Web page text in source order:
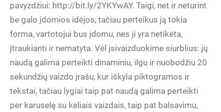
pavyzdžiui: http://bit.ly/2YKYwAY. Taigi, net ir neturint
be galo įdomios idėjos, tačiau perteikus ją tokia
forma, vartotojui bus įdomu, nes ji yra netikėta,
įtraukianti ir nematyta. Vėl įsivaizduokime siurblius: jų
naudą galima perteikti dinaminiu, ilgu ir nuobodžiu 20
sekundžių vaizdo įrašu, kur iškyla piktogramos ir
tekstai, tačiau lygiai taip pat naudą galima perteikti
per karuselę su keliais vaizdais, taip pat balsavimu,